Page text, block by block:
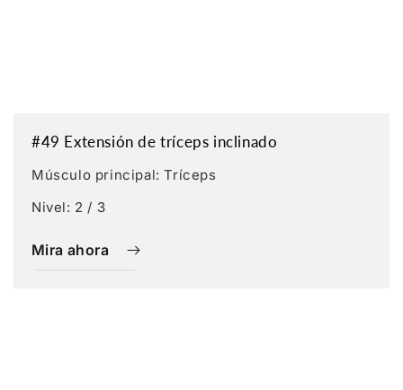
#49 Extensión de tríceps inclinado
Músculo principal: Tríceps
Nivel: 2 / 3
Mira ahora